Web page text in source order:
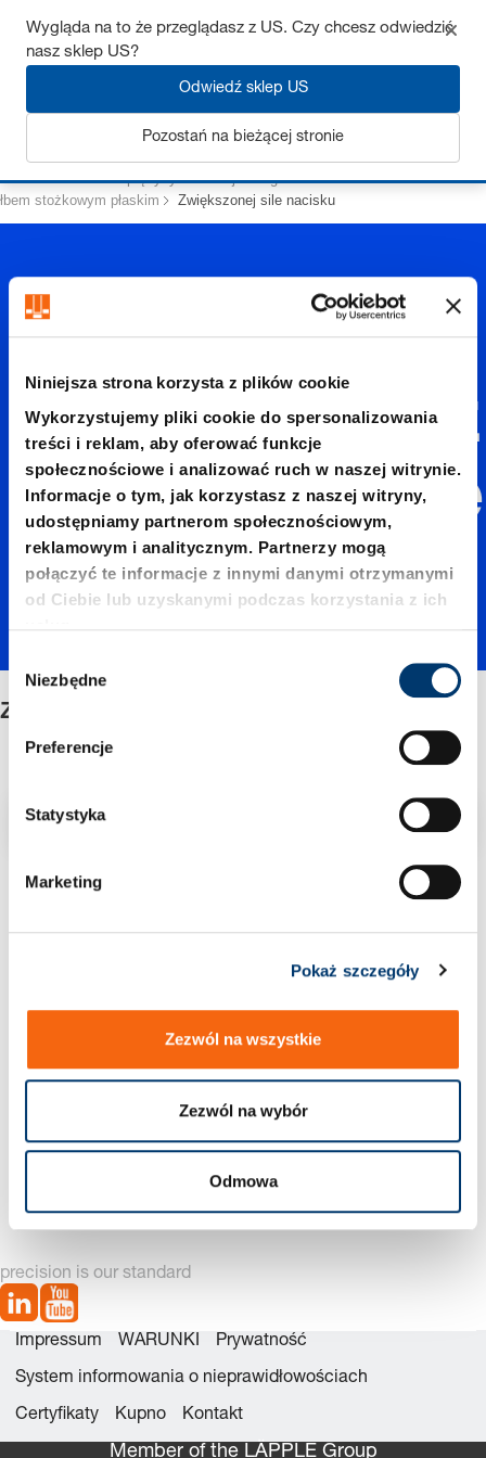
Niniejsza strona korzysta z plików cookie
Wykorzystujemy pliki cookie do spersonalizowania
treści i reklam, aby oferować funkcje
społecznościowe i analizować ruch w naszej witrynie.
Informacje o tym, jak korzystasz z naszej witryny,
udostępniamy partnerom społecznościowym,
reklamowym i analitycznym. Partnerzy mogą
połączyć te informacje z innymi danymi otrzymanymi
od Ciebie lub uzyskanymi podczas korzystania z ich
b
Niezbędne
Preferencje
Statystyka
Marketing
Pokaż szczegóły
Zezwól na wszystkie
Zezwól na wybór
Odmowa
Strona startowa Sprężyny Odklejacze gazowe
z Sworzeń
łbem stożkowym płaskim
Zwiększonej sile nacisku
Zwiększ
onej sile
nacisku
Zwiększonej sile nacisku
Filtr/sortowanie
2 Znaleziono artykuł
2472.04._34. Odklejacz
2472.08. Odklejacz
z rowkiem i gniazdem
sześciokątnym,
zwiększona siła sprężyny
precision is our standard
Impressum WARUNKI Prywatność
System informowania o nieprawidłowościach
Certyfikaty Kupno Kontakt
Member of the LÄPPLE Group
Wygląda na to że przeglądasz z US. Czy chcesz odwiedzić
nasz sklep US?
Odwiedź sklep US
Pozostań na bieżącej stronie